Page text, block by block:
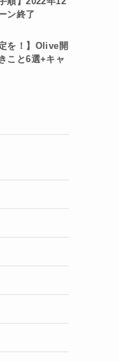
ン終了
を！】Olive開
こと6選+キャ